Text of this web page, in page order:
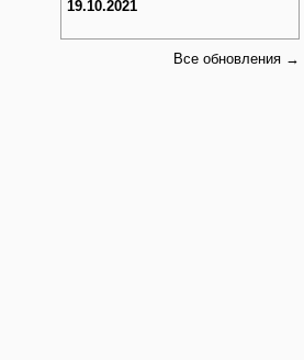
19.10.2021
Все обновления →